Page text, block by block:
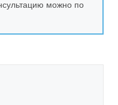
можно по